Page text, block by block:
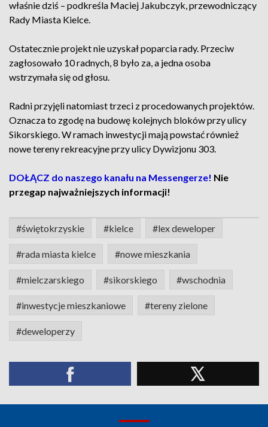
właśnie dziś – podkreśla Maciej Jakubczyk, przewodniczący
Rady Miasta Kielce.
Ostatecznie projekt nie uzyskał poparcia rady. Przeciw
zagłosowało 10 radnych, 8 było za, a jedna osoba
wstrzymała się od głosu.
Radni przyjęli natomiast trzeci z procedowanych projektów.
Oznacza to zgodę na budowę kolejnych bloków przy ulicy
Sikorskiego. W ramach inwestycji mają powstać również
nowe tereny rekreacyjne przy ulicy Dywizjonu 303.
DOŁĄCZ do naszego kanału na Messengerze! Nie
przegap najważniejszych informacji!
#świętokrzyskie #kielce #lex deweloper
#rada miasta kielce #nowe mieszkania
#mielczarskiego #sikorskiego #wschodnia
#inwestycje mieszkaniowe #tereny zielone
#deweloperzy